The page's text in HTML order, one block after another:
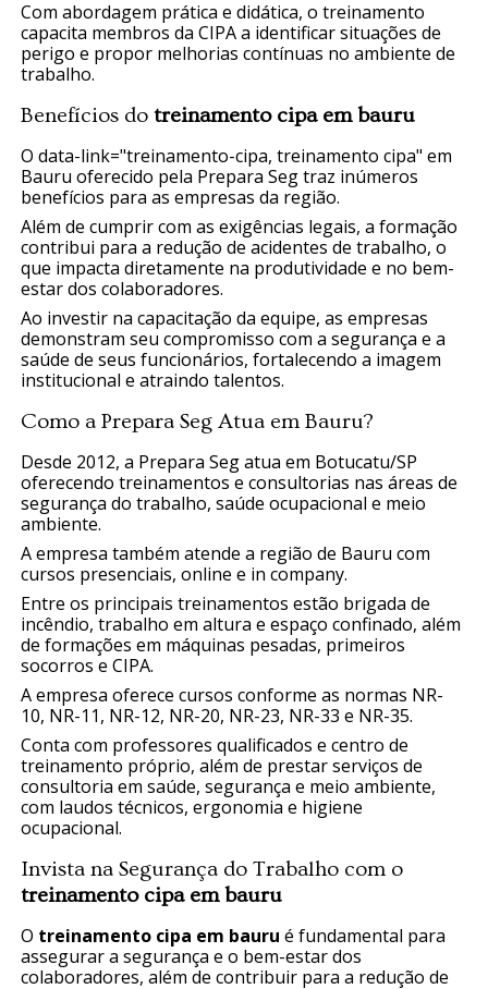
Com abordagem prática e didática, o treinamento
capacita membros da CIPA a identificar situações de
perigo e propor melhorias contínuas no ambiente de
trabalho.
Benefícios dotreinamento cipa em bauru
O data-link="treinamento-cipa, treinamento cipa" em
Bauru oferecido pela Prepara Seg traz inúmeros
benefícios para as empresas da região.
Além de cumprir com as exigências legais, a formação
contribui para a redução de acidentes de trabalho, o
que impacta diretamente na produtividade e no bem-
estar dos colaboradores.
Ao investir na capacitação da equipe, as empresas
demonstram seu compromisso com a segurança e a
saúde de seus funcionários, fortalecendo a imagem
institucional e atraindo talentos.
Como a Prepara Seg Atua em Bauru?
Desde 2012, a Prepara Seg atua em Botucatu/SP
oferecendo treinamentos e consultorias nas áreas de
segurança do trabalho, saúde ocupacional e meio
ambiente.
A empresa também atende a região de Bauru com
cursos presenciais, online e in company.
Entre os principais treinamentos estão brigada de
incêndio, trabalho em altura e espaço confinado, além
de formações em máquinas pesadas, primeiros
socorros e CIPA.
A empresa oferece cursos conforme as normas NR-
10, NR-11, NR-12, NR-20, NR-23, NR-33 e NR-35.
Conta com professores qualificados e centro de
treinamento próprio, além de prestar serviços de
consultoria em saúde, segurança e meio ambiente,
com laudos técnicos, ergonomia e higiene
ocupacional.
Invista na Segurança do Trabalho com o
treinamento cipa em bauru
O treinamento cipa em bauru é fundamental para
assegurar a segurança e o bem-estar dos
colaboradores, além de contribuir para a redução de